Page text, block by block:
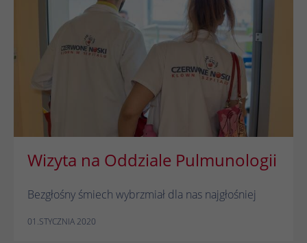
Wizyta na Oddziale Pulmunologii
Bezgłośny śmiech wybrzmiał dla nas najgłośniej
01.STYCZNIA 2020